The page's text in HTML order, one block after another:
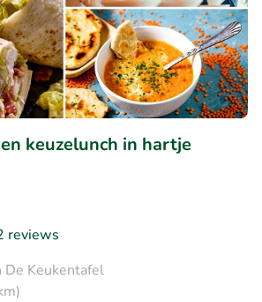
keuzelunch in hartje
reviews
De Keukentafel